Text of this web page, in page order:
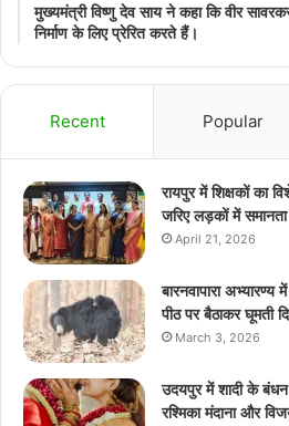
मुख्यमंत्री विष्णु देव साय ने कहा कि वीर
निर्माण के लिए प्रेरित करते हैं।
Recent Popular
रायपुर में शिक्षकों का
जरिए लड़कों में
April 21, 2026
बारनवापारा अभ्यारण्य
पीठ पर बैठाकर घूमती
March 3, 2026
उदयपुर में शादी के
रश्मिका मंदाना और